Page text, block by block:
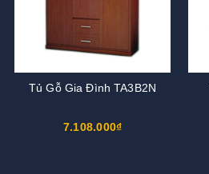
Tủ Gỗ Gia Đình TA3B2N
7.108.000₫